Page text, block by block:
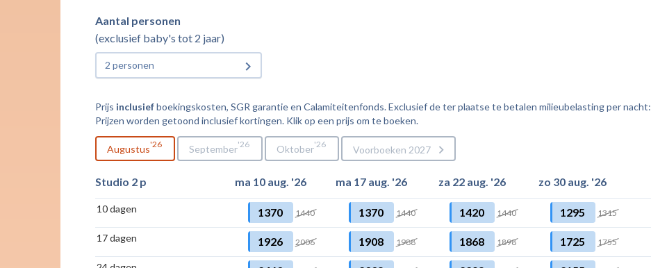
Aantal personen
(exclusief baby's tot 2 jaar)
2 personen
Prijs inclusiefboekingskosten, SGR garantie en Calamiteitenfonds. Exclusief de ter plaatse te betalen milieubelasting per nacht:
Prijzen worden getoond inclusief kortingen. Klik op een prijs om te boeken.
Augustus 26 September 26 Oktober 26 Voorboeken 2027
Studio 2 p ma 10 aug. '26 ma 17 aug. '26 za 22 aug. '26 zo 30 aug. '26
10 dagen 1370 1440 1370 1440 1420 1440 1295 1315
17 dagen 1926 2006 1908 1988 1868 1898 1725 1755